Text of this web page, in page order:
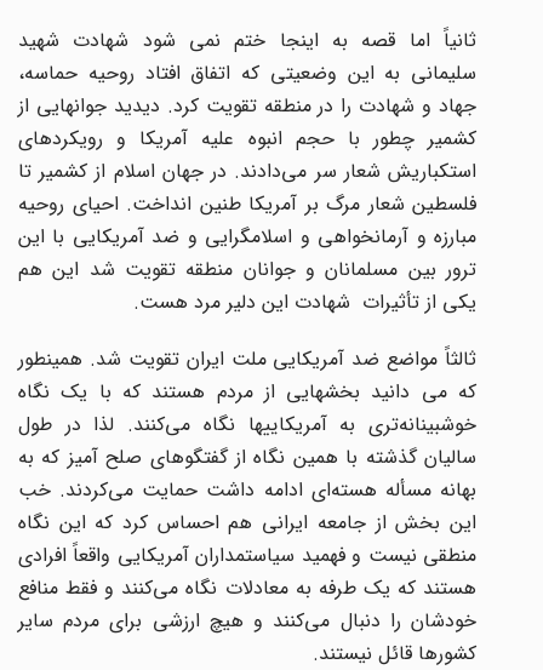
ثانیاً اما قصه به اینجا ختم نمی شود شهادت شهید
سلیمانی به این وضعیتی که اتفاق افتاد روحیه حماسه،
جهاد و شهادت را در منطقه تقویت کرد. دیدید جوانهایی از
کشمیر چطور با حجم انبوه علیه آمریکا و رویکردهای
استکباریش شعار سر می‌دادند. در جهان اسلام از کشمیر تا
فلسطین شعار مرگ بر آمریکا طنین انداخت. احیای روحیه
مبارزه و آرمانخواهی و اسلامگرایی و ضد آمریکایی با این
ترور بین مسلمانان و جوانان منطقه تقویت شد این هم
یکی از تأثیرات شهادت این دلیر مرد هست.
ثالثاً مواضع ضد آمریکایی ملت ایران تقویت شد. همینطور
که می دانید بخشهایی از مردم هستند که با یک نگاه
خوشبینانه‌تری به آمریکاییها نگاه می‌کنند. لذا در طول
سالیان گذشته با همین نگاه از گفتگوهای صلح آمیز که به
بهانه مسأله هسته‌ای ادامه داشت حمایت می‌کردند. خب
این بخش از جامعه ایرانی هم احساس کرد که این نگاه
منطقی نیست و فهمید سیاستمداران آمریکایی واقعاً افرادی
هستند که یک طرفه به معادلات نگاه می‌کنند و فقط منافع
خودشان را دنبال می‌کنند و هیچ ارزشی برای مردم سایر
کشورها قائل نیستند.